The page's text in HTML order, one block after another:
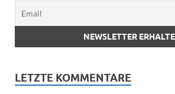
LETZTE KOMMENTARE